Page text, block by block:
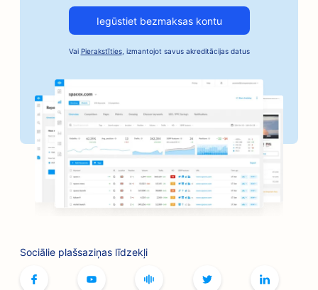
SEO autoservisiem
SEO Bail Bonds pakalpojumiem
SEO maiznīcām
SEO bankām
SEO frizētavām
SEO galda spēļu kafejnīcām
SEO optimizācija grila galdiem
SEO botoksa un filleru pakalpojumiem
SEO boulinga zālēm
Iegūstiet bezmaksas kontu
Vai Pierakstīties, izmantojot savus akreditācijas datus
Sociālie plašsaziņas līdzekļi